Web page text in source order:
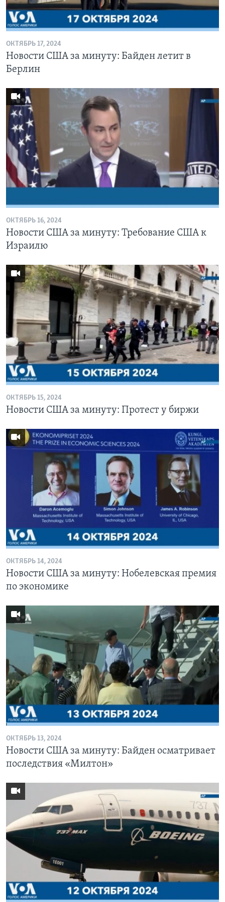
Learning English
СОЦИАЛЬНЫЕ СЕТИ
Языки
ОКТЯБРЬ 17, 2024
Новости США за минуту: Байден летит в
Берлин
ОКТЯБРЬ 16, 2024
Новости США за минуту: Требование США к
Израилю
ОКТЯБРЬ 15, 2024
Новости США за минуту: Протест у биржи
ОКТЯБРЬ 14, 2024
Новости США за минуту: Нобелевская премия
по экономике
ОКТЯБРЬ 13, 2024
Новости США за минуту: Байден осматривает
последствия «Милтон»